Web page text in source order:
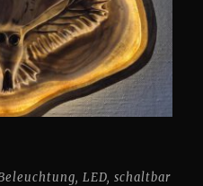
, LED, schaltbar